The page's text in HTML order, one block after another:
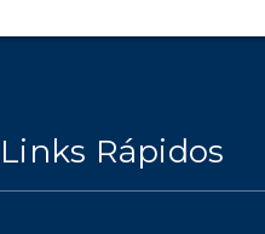
Links Rápidos